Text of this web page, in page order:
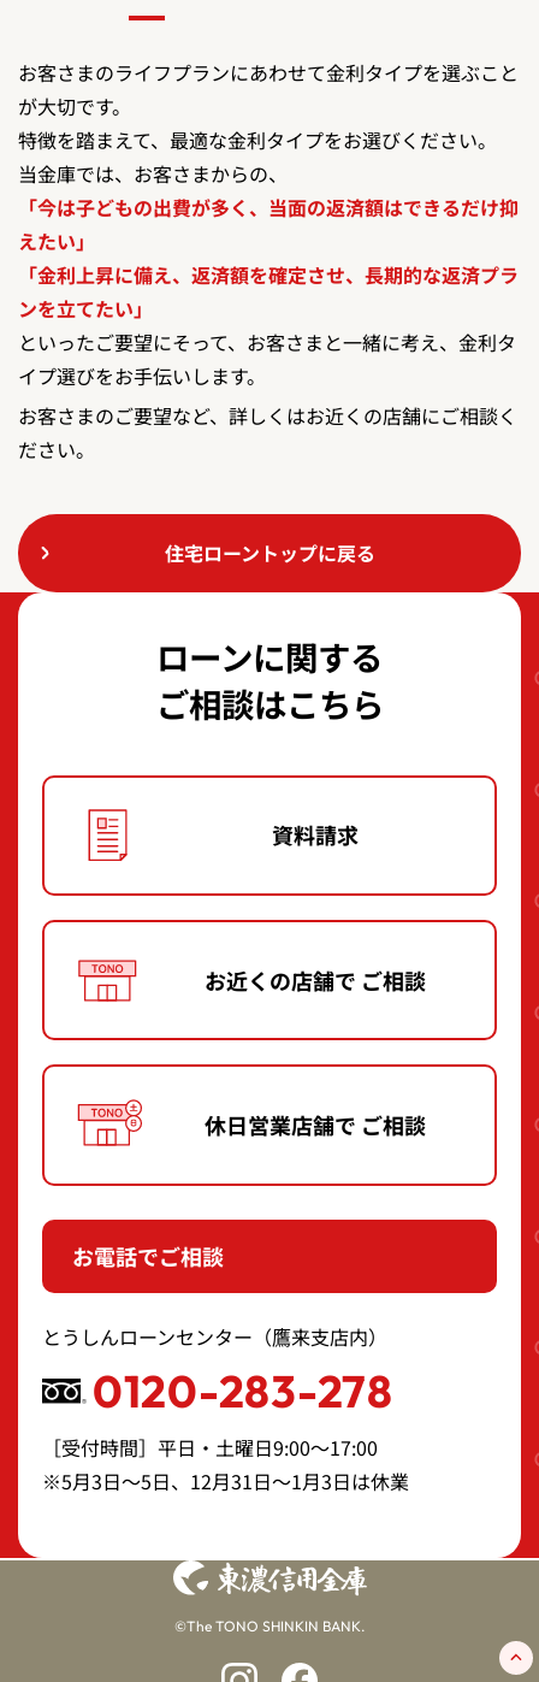
お客さまのライフプランにあわせて金利タイプを選ぶこと
が大切です。
特徴を踏まえて、最適な金利タイプをお選びください。
当金庫では、お客さまからの、
「今は子どもの出費が多く、当面の返済額はできるだけ抑
えたい」
「金利上昇に備え、返済額を確定させ、長期的な返済プラ
ンを立てたい」
といったご要望にそって、お客さまと一緒に考え、金利タ
イプ選びをお手伝いします。
お客さまのご要望など、詳しくはお近くの店舗にご相談く
ださい。
住宅ローントップに戻る
ローンに関する
ご相談はこちら
資料請求
お近くの店舗で ご相談
休日営業店舗で ご相談
お電話でご相談
とうしんローンセンター（鷹来支店内）
0120-283-278
［受付時間］平日・土曜日9:00～17:00
※5月3日～5日、12月31日～1月3日は休業
©The TONO SHINKIN BANK.